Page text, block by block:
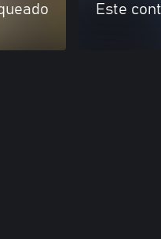
Este